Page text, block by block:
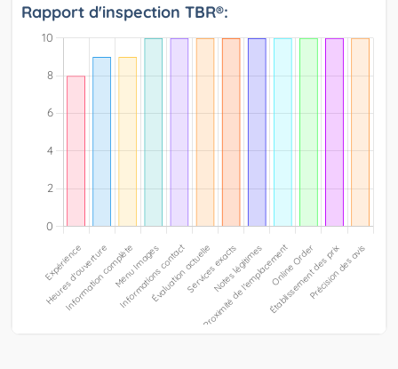
Rapport d'inspection TBR®: